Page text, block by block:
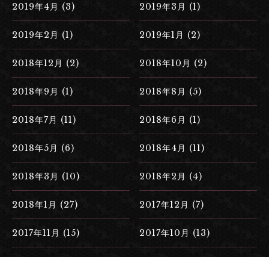
2019年4月 (3) 2019年3月 (1)
2019年2月 (1) 2019年1月 (2)
2018年12月 (2) 2018年10月 (2)
2018年9月 (1) 2018年8月 (5)
2018年7月 (11) 2018年6月 (1)
2018年5月 (6) 2018年4月 (11)
2018年3月 (10) 2018年2月 (4)
2018年1月 (27) 2017年12月 (7)
2017年11月 (15) 2017年10月 (13)